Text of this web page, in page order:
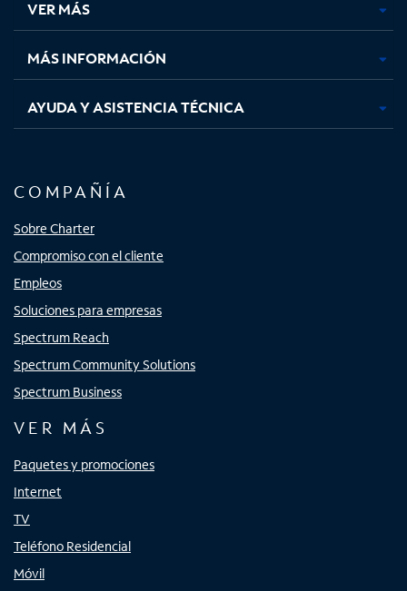
pestaña
nueva
pestaña
nueva
pestaña
nuevanueva
VER MÁS
MÁS INFORMACIÓN
AYUDA Y ASISTENCIA TÉCNICA
COMPAÑÍA
Sobre Charter
Compromiso con el cliente
Empleos
Soluciones para empresas
Spectrum Reach
Spectrum Community Solutions
Spectrum Business
VER MÁS
Paquetes y promociones
Internet
TV
Teléfono Residencial
Móvil